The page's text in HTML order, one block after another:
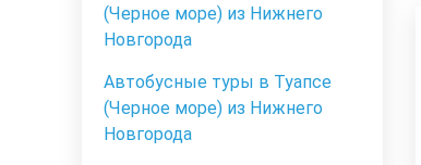
(Черное море) из Нижнего
Новгорода
Автобусные туры в Туапсе
(Черное море) из Нижнего
Новгорода